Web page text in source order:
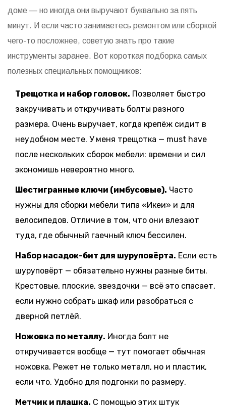
доме — но иногда они выручают буквально за пять
минут. И если часто занимаетесь ремонтом или сборкой
чего-то посложнее, советую знать про такие
инструменты заранее. Вот короткая подборка самых
полезных специальных помощников:
Трещотка и набор головок. Позволяет быстро
закручивать и откручивать болты разного
размера. Очень выручает, когда крепёж сидит в
неудобном месте. У меня трещотка — must have
после нескольких сборок мебели: времени и сил
экономишь невероятно много.
Шестигранные ключи (имбусовые). Часто
нужны для сборки мебели типа «Икеи» и для
велосипедов. Отличие в том, что они влезают
туда, где обычный гаечный ключ бессилен.
Набор насадок-бит для шуруповёрта. Если есть
шуруповёрт — обязательно нужны разные биты.
Крестовые, плоские, звездочки — всё это спасает,
если нужно собрать шкаф или разобраться с
дверной петлёй.
Ножовка по металлу. Иногда болт не
откручивается вообще — тут помогает обычная
ножовка. Режет не только металл, но и пластик,
если что. Удобно для подгонки по размеру.
Метчик и плашка. С помощью этих штук